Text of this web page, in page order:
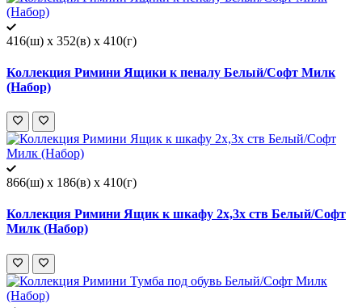
416(ш) x 352(в) x 410(г)
Коллекция Римини Ящики к пеналу Белый/Софт Милк
(Набор)
866(ш) x 186(в) x 410(г)
Коллекция Римини Ящик к шкафу 2х,3х ств Белый/Софт
Милк (Набор)